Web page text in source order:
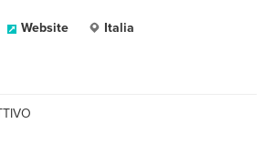
Website Italia